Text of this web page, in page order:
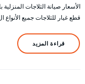
الأسعار صيانة الثلاجات
قطع غيار للثلاجات جميع الأنواع
قراءة المزيد